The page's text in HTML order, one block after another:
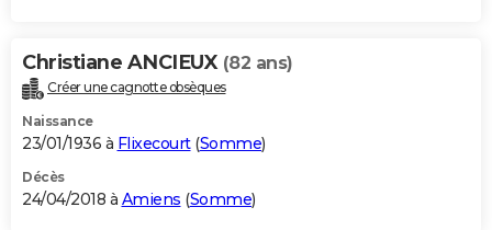
Christiane ANCIEUX (82 ans)
Créer une cagnotte obsèques
Naissance
23/01/1936 à Flixecourt(Somme)
Décès
24/04/2018 à Amiens (Somme)